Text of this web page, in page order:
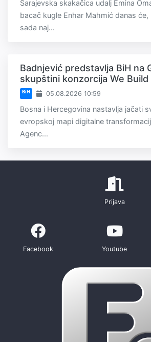
Sarajevska skakačica udalj Emina
bacač kugle Enhar Mahmić danas
sada naj...
Badnjević predstavlja BiH na
skupštini konzorcija We Build
BiH 05.08.2026 10:59
Bosna i Hercegovina nastavlja jačati
evropskoj mapi digitalne
Agenc...
Prijava
Facebook Youtube